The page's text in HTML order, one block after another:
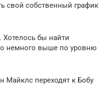
свой собственный график
бы найти
немного выше по уровню
Майклс переходят к Бобу